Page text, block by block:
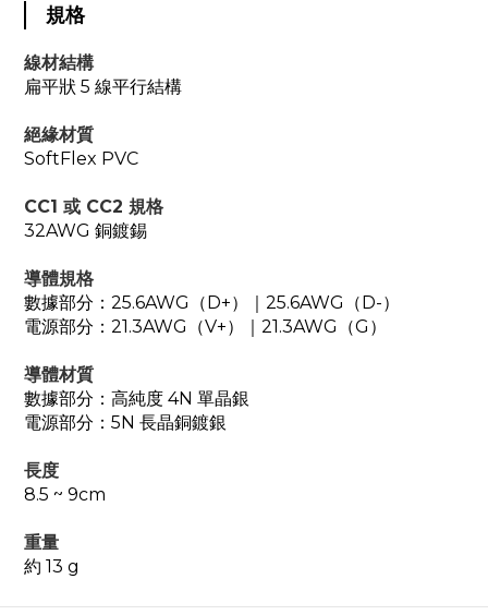
規格
線材結構
扁平狀 5 線平行結構
絕緣材質
SoftFlex PVC
CC1 或 CC2 規格
32AWG 銅鍍錫
導體規格
數據部分：25.6AWG（D+）｜25.6AWG（D-）
電源部分：21.3AWG（V+）｜21.3AWG（G）
導體材質
數據部分：高純度 4N 單晶銀
電源部分：5N 長晶銅鍍銀
長度
8.5 ~ 9cm
重量
約 13 g